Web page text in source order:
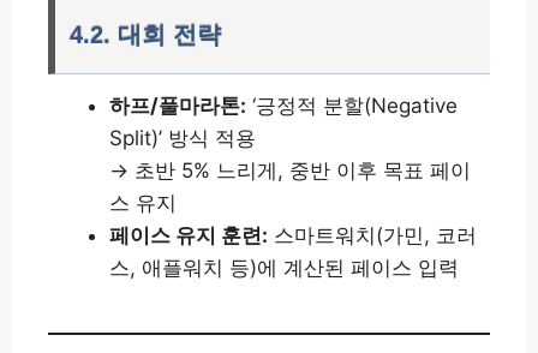
4.2. 대회 전략
하프/풀마라톤: ‘긍정적 분할(Negative
Split)’ 방식 적용
→ 초반 5% 느리게, 중반 이후 목표 페이
스 유지
페이스 유지 훈련: 스마트워치(가민, 코러
스, 애플워치 등)에 계산된 페이스 입력